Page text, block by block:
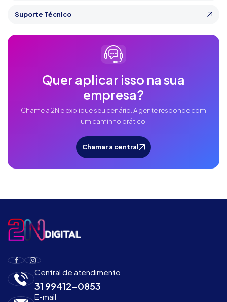
Suporte Técnico
Quer aplicar isso na sua
empresa?
Chame a 2N e explique seu cenário. A gente responde com
um caminho prático.
Chamar a central
Central de atendimento
31 99412-0853
E-mail